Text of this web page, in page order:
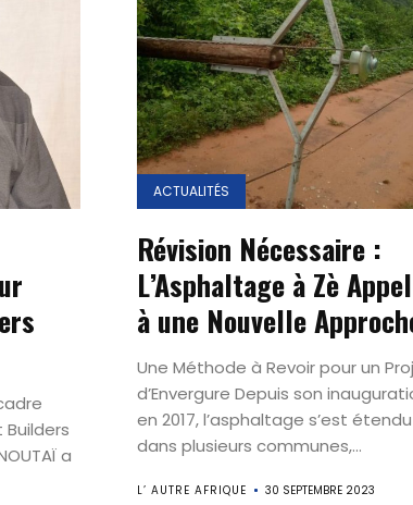
a
ACTUALITÉS
Révision Nécessaire :
L’Asphaltage à Zè
à une Nouvelle
Une Méthode à Revoir pour un
d’Envergure Depuis son
en 2017, l’asphaltage s’est étendu
dans plusieurs communes,...
L’ AUTRE AFRIQUE 30 SEPTEMBRE 2023